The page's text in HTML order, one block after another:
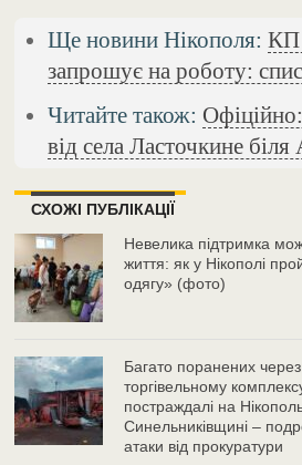
Ще новини Нікополя:КП
запрошує на роботу:
Читайте також:
від села Ласточкине біля
СХОЖІ ПУБЛІКАЦІЇ
Невелика підтримка
життя: як у Нікополі
одягу» (фото)
Багато поранених
торгівельному
постраждалі на
Синельниківщині –
атаки від прокуратури